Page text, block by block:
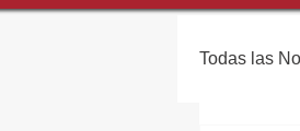
Todas las